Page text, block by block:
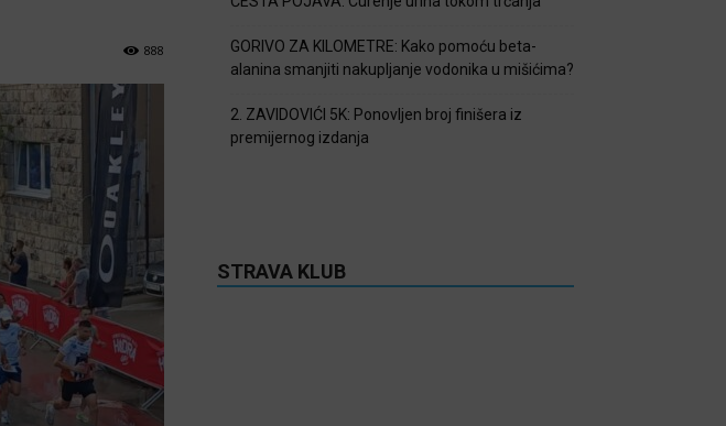
888
GORIVO ZA KILOMETRE: Kako pomoću beta-
alanina smanjiti nakupljanje vodonika u mišićima?
2. ZAVIDOVIĆI 5K: Ponovljen broj finišera iz
premijernog izdanja
STRAVA KLUB